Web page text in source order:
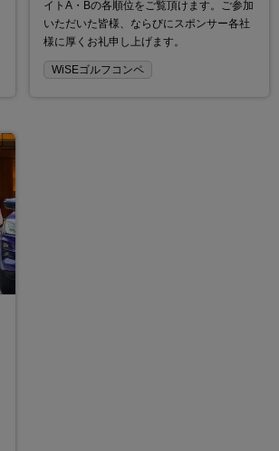
イトA・Bの各順位をご覧頂けます。ご参加
いただいた皆様、ならびにスポンサー各社
様に厚くお礼申し上げます。
WiSEゴルフコンペ